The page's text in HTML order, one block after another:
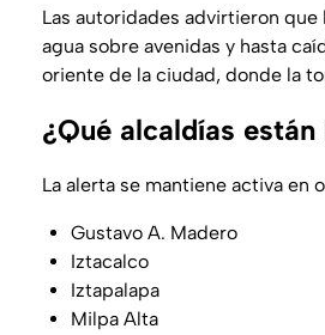
Las autoridades advirtieron que
agua sobre avenidas y hasta
oriente de la ciudad, donde la
¿Qué alcaldías
La alerta se mantiene activa en
Gustavo A. Madero
Iztacalco
Iztapalapa
Milpa Alta